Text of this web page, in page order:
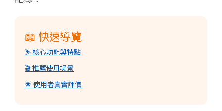
📖 快速導覽
⛷️ 核心功能與特點
🎬 推薦使用場景
🌟 使用者真實評價